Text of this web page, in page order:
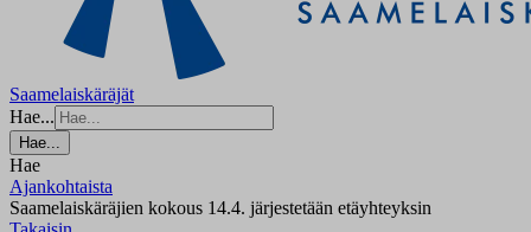
Saamelaiskäräjät
Hae...
Hae...
Hae
Ajankohtaista
Saamelaiskäräjien kokous 14.4. järjestetään etäyhteyksin